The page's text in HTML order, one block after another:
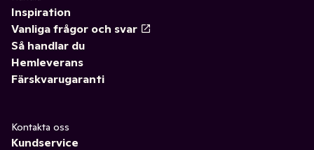
Inspiration
Vanliga frågor och svar
Så handlar du
Hemleverans
Färskvarugaranti
Kontakta oss
Kundservice